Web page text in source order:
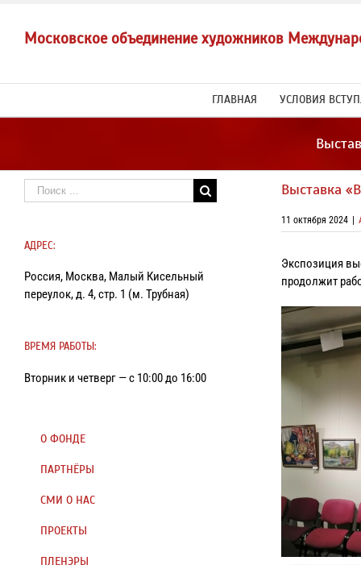
contentМосковское объединение художников
ГЛАВНАЯ УСЛОВИЯ
Выставка
11 октября 2024
Экспозиция
продолжит
Результат
поиска:
АДРЕС:
Россия, Москва, Малый Кисельный
переулок, д. 4, стр. 1 (м. Трубная)
ВРЕМЯ РАБОТЫ:
Вторник и четверг — с 10:00 до 16:00
О ФОНДЕ
ПАРТНЁРЫ
СМИ О НАС
ПРОЕКТЫ
ПЛЕНЭРЫ